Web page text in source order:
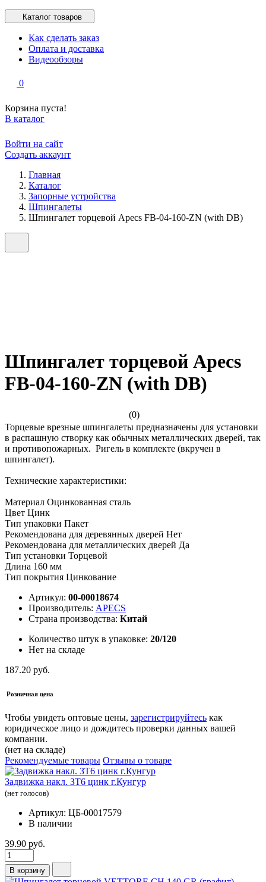
Каталог товаров
Как сделать заказ
Оплата и доставка
Видеообзоры
0
Корзина пуста!
В каталог
Войти на сайт
Создать аккаунт
Главная
Каталог
Запорные устройства
Шпингалеты
Шпингалет торцевой Apecs FB-04-160-ZN (with DB)
Шпингалет торцевой Apecs
FB-04-160-ZN (with DB)
(0)
Торцевые врезные шпингалеты предназначены для установки
в распашную створку как обычных металлических дверей, так
и противопожарных. Ригель в комплекте (вкручен в
шпингалет).
Технические характеристики:
Материал Оцинкованная сталь
Цвет Цинк
Тип упаковки Пакет
Рекомендована для деревянных дверей Нет
Рекомендована для металлических дверей Да
Тип установки Торцевой
Длина 160 мм
Тип покрытия Цинкование
Артикул: 00-00018674
Производитель: APECS
Страна производства: Китай
Количество штук в упаковке: 20/120
Нет на складе
187.20 руб.
Розничная цена
Чтобы увидеть оптовые цены, зарегистрируйтесь как
юридическое лицо и дождитесь проверки данных вашей
компании.
(нет на складе)
Рекомендуемые товары Отзывы о товаре
Задвижка накл. ЗТ6 цинк г.Кунгур
(нет голосов)
Артикул: ЦБ-00017579
В наличии
39.90 руб.
В корзину